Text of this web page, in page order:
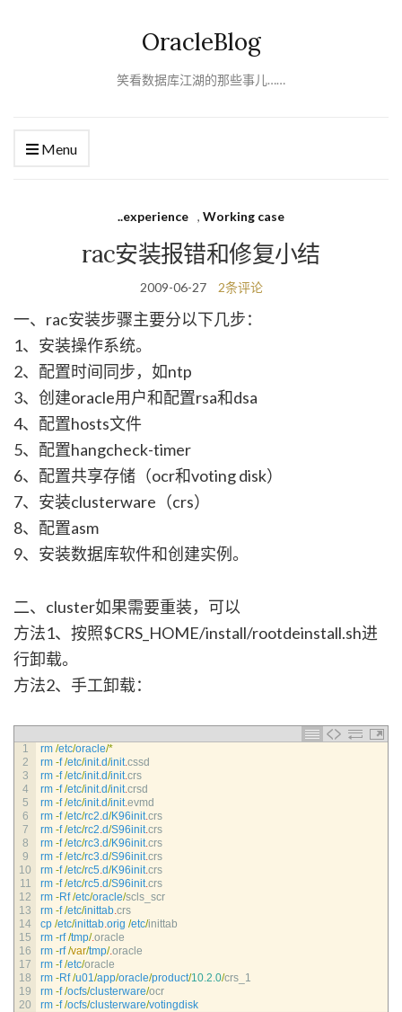
OracleBlog
笑看数据库江湖的那些事儿……
Menu
..experience , Working case
rac安装报错和修复小结
2009-06-27 2条评论
一、rac安装步骤主要分以下几步：
1、安装操作系统。
2、配置时间同步，如ntp
3、创建oracle用户和配置rsa和dsa
4、配置hosts文件
5、配置hangcheck-timer
6、配置共享存储（ocr和voting disk）
7、安装clusterware（crs）
8、配置asm
9、安装数据库软件和创建实例。
二、cluster如果需要重装，可以
方法1、按照$CRS_HOME/install/rootdeinstall.sh进
行卸载。
方法2、手工卸载：
1
2
3
4
5
6
7
8
9
10
11
12
13
14
15
16
17
18
19
20
rm /etc/oracle/*
rm -f /etc/init.d/init.cssd
rm -f /etc/init.d/init.crs
rm -f /etc/init.d/init.crsd
rm -f /etc/init.d/init.evmd
rm -f /etc/rc2.d/K96init.crs
rm -f /etc/rc2.d/S96init.crs
rm -f /etc/rc3.d/K96init.crs
rm -f /etc/rc3.d/S96init.crs
rm -f /etc/rc5.d/K96init.crs
rm -f /etc/rc5.d/S96init.crs
rm -Rf /etc/oracle/scls_scr
rm -f /etc/inittab.crs
cp /etc/inittab.orig /etc/inittab
rm -rf /tmp/.oracle
rm -rf /var/tmp/.oracle
rm -f /etc/oracle
rm -Rf /u01/app/oracle/product/10.2.0/crs_1
rm -f /ocfs/clusterware/ocr
rm -f /ocfs/clusterware/votingdisk